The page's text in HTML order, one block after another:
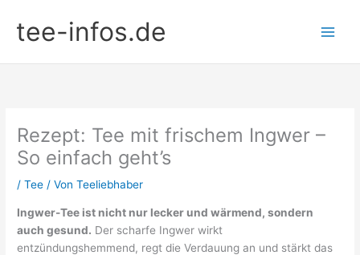
Inhalt
springen
tee-infos.de
Rezept: Tee mit frischem Ingwer –
So einfach geht’s
/Tee / VonTeeliebhaber
Ingwer-Tee ist nicht nur lecker und wärmend, sondern
auch gesund. Der scharfe Ingwer wirkt
entzündungshemmend, regt die Verdauung an und stärkt das